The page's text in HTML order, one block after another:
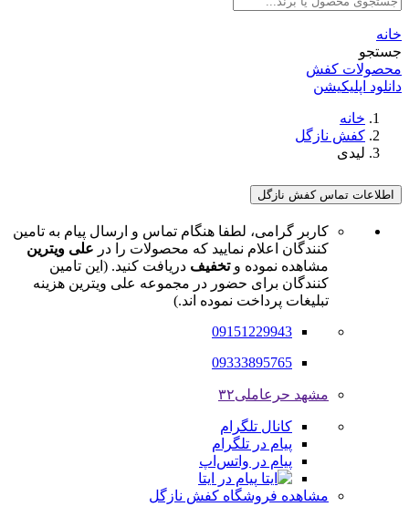
خانه
جستجو
محصولات کفش
دانلود اپلیکیشن
خانه
کفش نازگل
لیدی
اطلاعات تماس کفش نازگل
کاربر گرامی، لطفا هنگام تماس و ارسال پیام به تامین
کنندگان اعلام نمایید که محصولات را در علی ویترین
مشاهده نموده وتخفیف دریافت کنید. (این تامین
کنندگان برای حضور در مجموعه علی ویترین هزینه
تبلیغات پرداخت نموده اند.)
09151229943
09333895765
مشهد حرعاملی۳۲
کانال تلگرام
پیام در تلگرام
پیام در واتس‌اپ
پیام در ایتا
مشاهده فروشگاه کفش نازگل